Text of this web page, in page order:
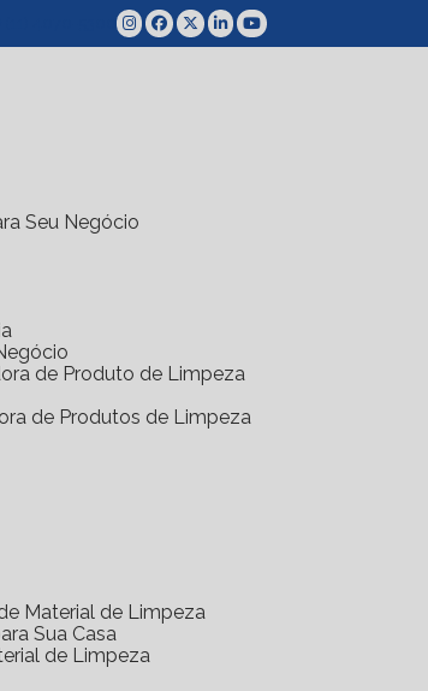
Seu Negócio
de Produto de Limpeza
de Produtos de Limpeza
Material de Limpeza
Sua Casa
de Limpeza